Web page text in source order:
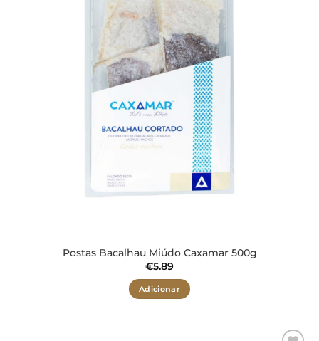
Postas Bacalhau Miúdo Caxamar 500g
€5.89
Adicionar